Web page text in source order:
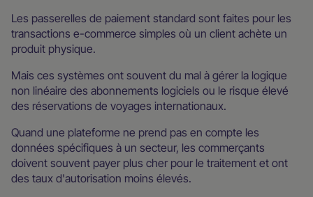
Les passerelles de paiement standard sont faites pour les
transactions e-commerce simples où un client achète un
produit physique.
Mais ces systèmes ont souvent du mal à gérer la logique
non linéaire des abonnements logiciels ou le risque élevé
des réservations de voyages internationaux.
Quand une plateforme ne prend pas en compte les
données spécifiques à un secteur, les commerçants
doivent souvent payer plus cher pour le traitement et ont
des taux d'autorisation moins élevés.